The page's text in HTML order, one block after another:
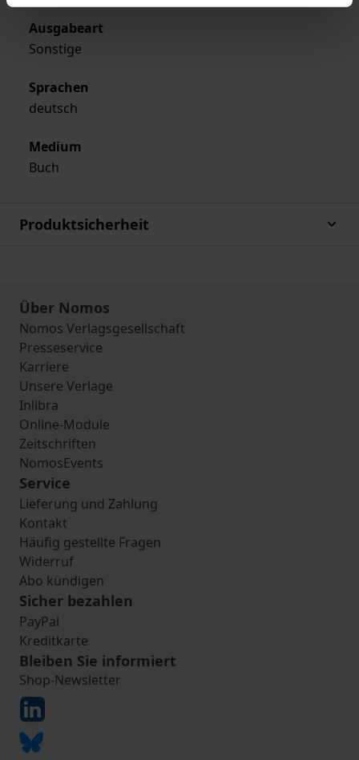
Ausgabeart
Sonstige
Sprachen
deutsch
Medium
Buch
Produktsicherheit
Über Nomos
Nomos Verlagsgesellschaft
Presseservice
Karriere
Unsere Verlage
Inlibra
Online-Module
Zeitschriften
NomosEvents
Service
Lieferung und Zahlung
Kontakt
Häufig gestellte Fragen
Widerruf
Abo kündigen
Sicher bezahlen
PayPal
Kreditkarte
Bleiben Sie informiert
Shop-Newsletter